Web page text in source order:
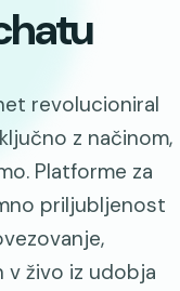
revolucioniral
z načinom,
Platforme za
priljubljenost
v živo iz udobja